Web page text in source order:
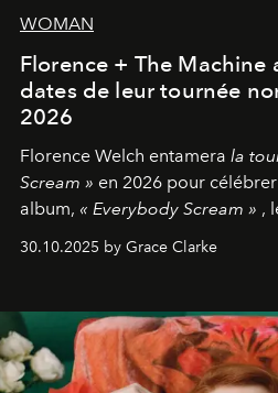
WOMAN
Florence + The Machine
dates de leur tournée
2026
Florence Welch entamera la
Scream » en 2026 pour
album, « Everybody Scream » ,
dates nord-américaines
30.10.2025 by Grace Clarke